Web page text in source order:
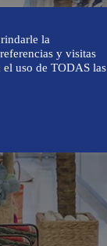
la
y visitas
uso de TODAS las